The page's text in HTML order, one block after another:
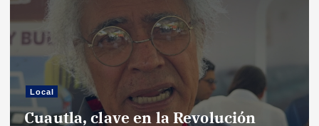
Local
Cuautla, clave en la Revolución